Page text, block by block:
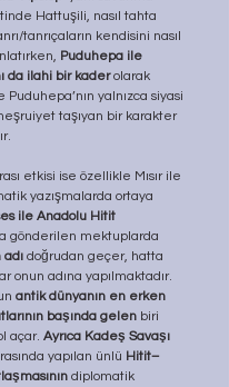
Hattuşili, nasıl tahta
tanrıçaların kendisini nasıl
Puduhepa ile
da ilahi bir kader olarak
Puduhepa’nın yalnızca siyasi
taşıyan bir karakter
etkisi ise özellikle Mısır ile
yazışmalarda ortaya
ile Anadolu Hitit
gönderilen mektuplarda
adı doğrudan geçer, hatta
onun adına yapılmaktadır.
antik dünyanın en erken
başında gelen biri
açar. Ayrıca Kadeş Savaşı
yapılan ünlü Hitit–
diplomatik